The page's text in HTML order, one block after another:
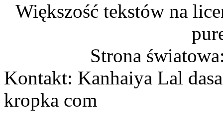
Większość tekstów na
Strona
Kontakt: Kanhaiya Lal
kropka com